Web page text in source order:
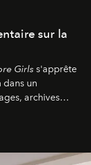
sur la
Girls s'apprête
dans un
archives
phénomène